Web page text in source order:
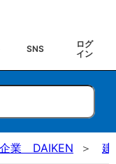
SNS
ログ
イン
企業 DAIKEN 建